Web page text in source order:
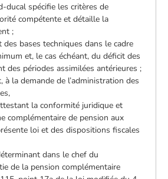
ducal spécifie les critères de
compétente et détaille la
;
bases techniques dans le cadre
et, le cas échéant, du déficit des
des périodes assimilées antérieures ;
la demande de l’administration des
la conformité juridique et
complémentaire de pension aux
loi et des dispositions fiscales
dans le chef du
de la pension complémentaire